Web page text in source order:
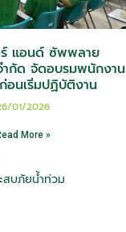
ร์ แอนด์ ซัพพลาย
ำกัด จัดอบรมพนักงาน
อนเริ่มปฏิบัติงาน
01/2026
More »
สบภัยน้ำท่วม